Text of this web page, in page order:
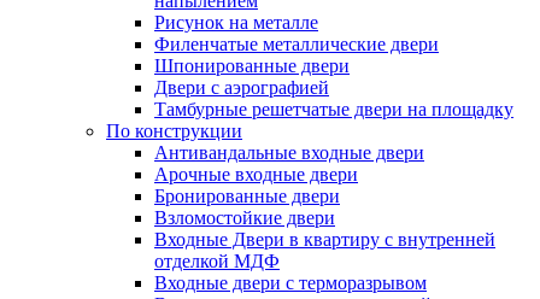
Рисунок на металле
Филенчатые металлические двери
Шпонированные двери
Двери с аэрографией
Тамбурные решетчатые двери на площадку
По конструкции
Антивандальные входные двери
Арочные входные двери
Бронированные двери
Взломостойкие двери
Входные Двери в квартиру с внутренней
отделкой МДФ
Входные двери с терморазрывом